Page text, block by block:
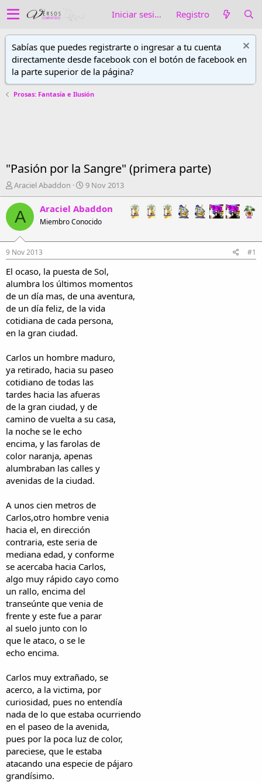
Iniciar sesión Registro
Sabías que puedes registrarte o ingresar a tu cuenta
directamente desde facebook con el botón de facebook en
la parte superior de la página?
Prosas: Fantasía e Ilusión
"Pasión por la Sangre" (primera parte)
A
u
t
o
r
d
e
h
o
Araciel Abaddon
F
e
c
a
i
n
c
i
o
9 Nov 2013
A Araciel Abaddon
Miembro Conocido
9 Nov 2013 #1
El ocaso, la puesta de Sol,
alumbra los últimos momentos
de un día mas, de una aventura,
de un día feliz, de la vida
cotidiana de cada persona,
en la gran ciudad.
Carlos un hombre maduro,
ya retirado, hacia su paseo
cotidiano de todas las
tardes hacia las afueras
de la gran ciudad, y de
camino de vuelta a su casa,
la noche se le echo
encima, y las farolas de
color naranja, apenas
alumbraban las calles y
avenidas de la ciudad.
A unos cien metros de
Carlos,otro hombre venia
hacia el, en dirección
contraria, este seria de
mediana edad, y conforme
se acercaba hacia Carlos,
algo muy rápido cayo como
un rallo, encima del
transeúnte que venia de
frente y este fue a parar
al suelo junto con lo
que le ataco, o se le
echo encima.
Carlos muy extrañado, se
acerco, a la victima, por
curiosidad, pues no entendía
nada de lo que estaba ocurriendo
en el paseo de la avenida,
pues por la poca luz de color,
pareciese, que le estaba
atacando una especie de pájaro
grandísimo.